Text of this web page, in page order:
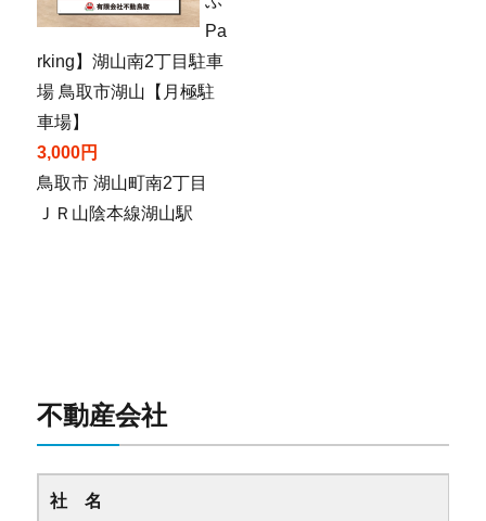
Pa
rking】湖山南2丁目駐車
場 鳥取市湖山【月極駐
車場】
3,000円
鳥取市 湖山町南2丁目
ＪＲ山陰本線湖山駅
不動産会社
社 名